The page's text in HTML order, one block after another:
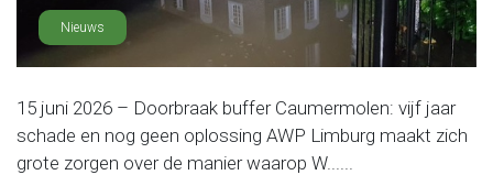
Nieuws
15 juni 2026 – Doorbraak buffer Caumermolen: vijf jaar
schade en nog geen oplossing AWP Limburg maakt zich
grote zorgen over de manier waarop W......